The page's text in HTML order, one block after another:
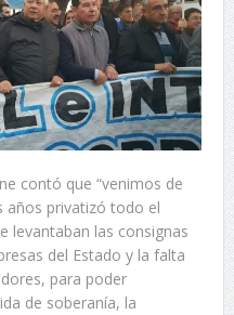
contó que “venimos de
años privatizó todo el
levantaban las consignas
del Estado y la falta
para poder
de soberanía, la